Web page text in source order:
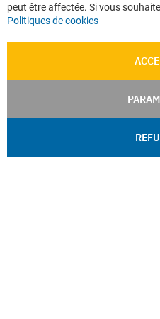
peut être affectée. Si vous
Politiques de cookies